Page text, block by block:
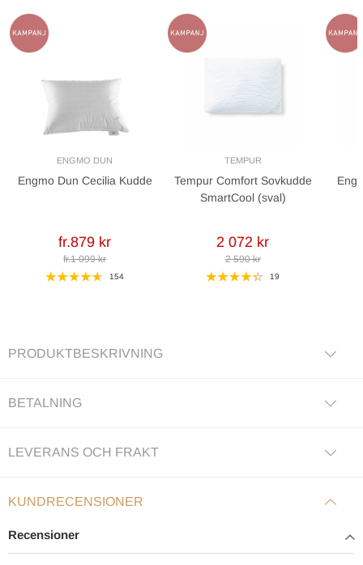
ENGMO DUN
Engmo Dun Cecilia Kudde
fr.879 kr
fr.1 099 kr
154
TEMPUR
Tempur Comfort Sovkudde
SmartCool (sval)
2 072 kr
2 590 kr
19
PRODUKTBESKRIVNING
BETALNING
LEVERANS OCH FRAKT
KUNDRECENSIONER
Recensioner